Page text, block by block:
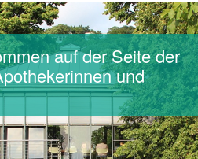
auf der Seite der
und